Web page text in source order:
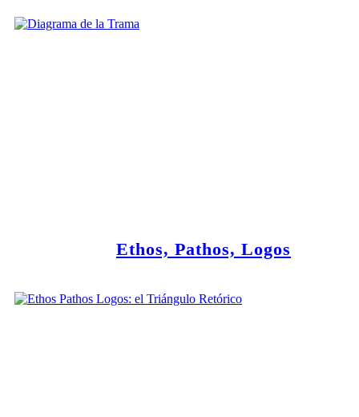
Ethos, Pathos, Logos